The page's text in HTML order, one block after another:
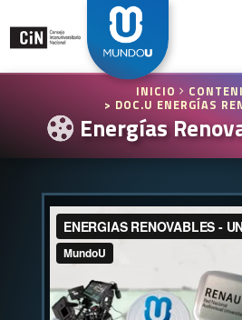
INICIO
> DOC.U ENERGÍAS
Energías